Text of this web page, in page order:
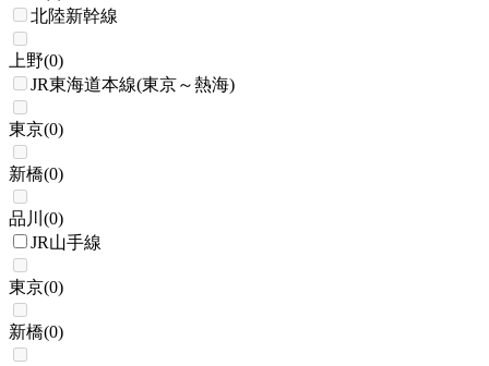
北陸新幹線
上野(0)
JR東海道本線(東京～熱海)
東京(0)
新橋(0)
品川 (0)
JR山手線
東京(0)
新橋(0)